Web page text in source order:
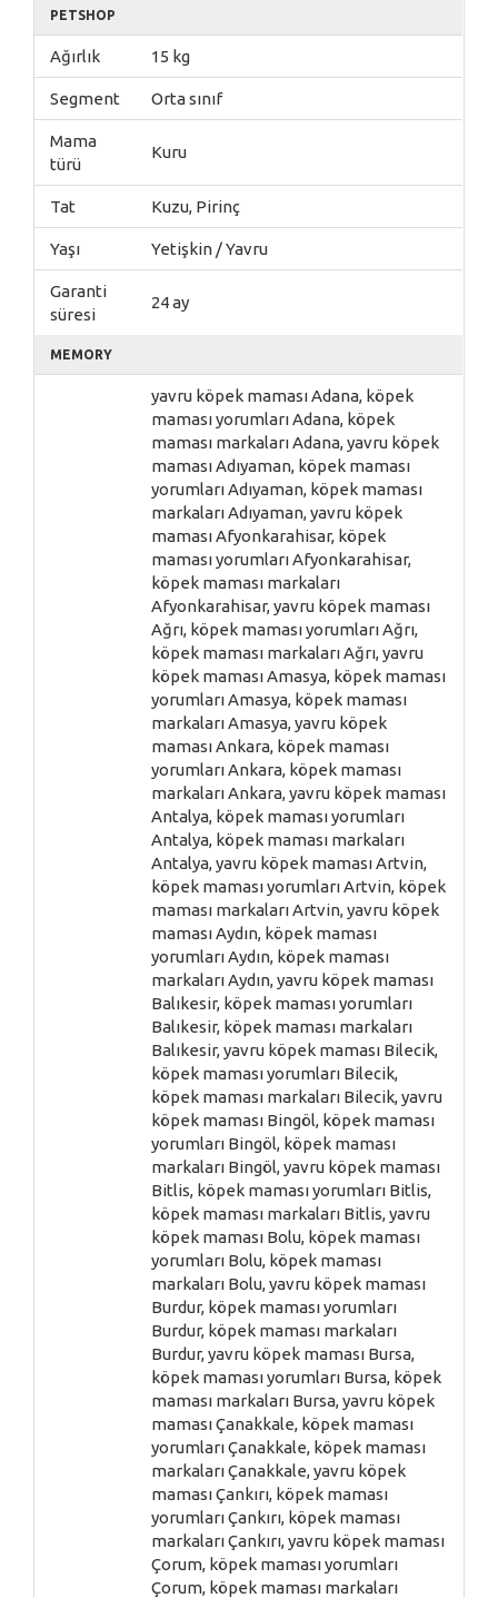
PETSHOP
Ağırlık 15 kg
Segment Orta sınıf
Mama
türü
Kuru
Tat Kuzu, Pirinç
Yaşı Yetişkin / Yavru
Garanti
süresi
24 ay
MEMORY
yavru köpek maması Adana, köpek
maması yorumları Adana, köpek
maması markaları Adana, yavru köpek
maması Adıyaman, köpek maması
yorumları Adıyaman, köpek maması
markaları Adıyaman, yavru köpek
maması Afyonkarahisar, köpek
maması yorumları Afyonkarahisar,
köpek maması markaları
Afyonkarahisar, yavru köpek maması
Ağrı, köpek maması yorumları Ağrı,
köpek maması markaları Ağrı, yavru
köpek maması Amasya, köpek maması
yorumları Amasya, köpek maması
markaları Amasya, yavru köpek
maması Ankara, köpek maması
yorumları Ankara, köpek maması
markaları Ankara, yavru köpek maması
Antalya, köpek maması yorumları
Antalya, köpek maması markaları
Antalya, yavru köpek maması Artvin,
köpek maması yorumları Artvin, köpek
maması markaları Artvin, yavru köpek
maması Aydın, köpek maması
yorumları Aydın, köpek maması
markaları Aydın, yavru köpek maması
Balıkesir, köpek maması yorumları
Balıkesir, köpek maması markaları
Balıkesir, yavru köpek maması Bilecik,
köpek maması yorumları Bilecik,
köpek maması markaları Bilecik, yavru
köpek maması Bingöl, köpek maması
yorumları Bingöl, köpek maması
markaları Bingöl, yavru köpek maması
Bitlis, köpek maması yorumları Bitlis,
köpek maması markaları Bitlis, yavru
köpek maması Bolu, köpek maması
yorumları Bolu, köpek maması
markaları Bolu, yavru köpek maması
Burdur, köpek maması yorumları
Burdur, köpek maması markaları
Burdur, yavru köpek maması Bursa,
köpek maması yorumları Bursa, köpek
maması markaları Bursa, yavru köpek
maması Çanakkale, köpek maması
yorumları Çanakkale, köpek maması
markaları Çanakkale, yavru köpek
maması Çankırı, köpek maması
yorumları Çankırı, köpek maması
markaları Çankırı, yavru köpek maması
Çorum, köpek maması yorumları
Çorum, köpek maması markaları